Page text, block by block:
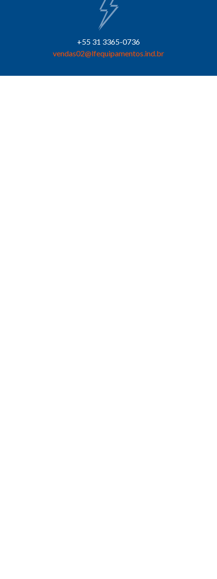
+55 31 3365-0736
vendas02@lfequipamentos.ind.br